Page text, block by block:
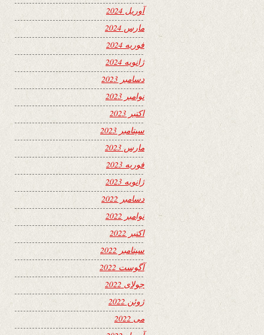
آوریل 2024
مارس 2024
فوریه 2024
ژانویه 2024
دسامبر 2023
نوامبر 2023
اکتبر 2023
سپتامبر 2023
مارس 2023
فوریه 2023
ژانویه 2023
دسامبر 2022
نوامبر 2022
اکتبر 2022
سپتامبر 2022
آگوست 2022
جولای 2022
ژوئن 2022
می 2022